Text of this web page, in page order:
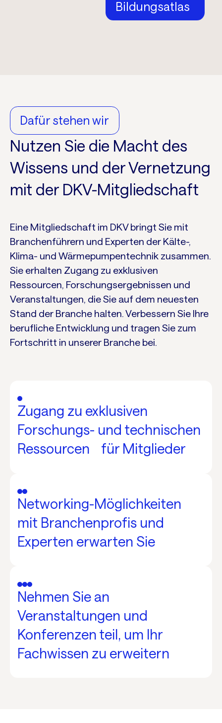
Bildungsatlas
Dafür stehen wir
Nutzen Sie die Macht des
Wissens und der Vernetzung
mit der DKV-Mitgliedschaft
Eine Mitgliedschaft im DKV bringt Sie mit
Branchenführern und Experten der Kälte-,
Klima- und Wärmepumpentechnik zusammen.
Sie erhalten Zugang zu exklusiven
Ressourcen, Forschungsergebnissen und
Veranstaltungen, die Sie auf dem neuesten
Stand der Branche halten. Verbessern Sie Ihre
berufliche Entwicklung und tragen Sie zum
Fortschritt in unserer Branche bei.
Zugang zu exklusiven
Forschungs- und technischen
Ressourcen für Mitglieder
Networking-Möglichkeiten
mit Branchenprofis und
Experten erwarten Sie
Nehmen Sie an
Veranstaltungen und
Konferenzen teil, um Ihr
Fachwissen zu erweitern